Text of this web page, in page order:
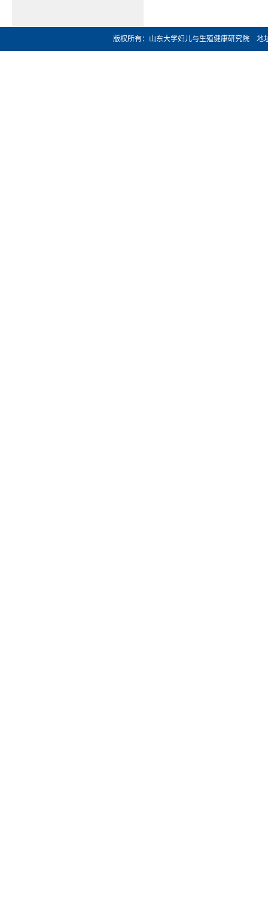
版权所有：山东大学妇儿与生殖健康研究院 地